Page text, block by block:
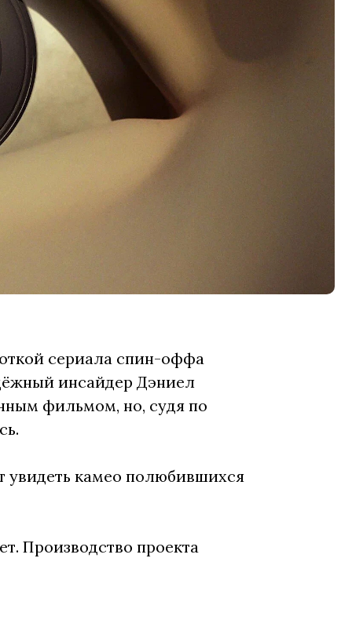
сериала спин-оффа
инсайдер Дэниел
фильмом, но, судя по
увидеть камео полюбившихся
Производство проекта